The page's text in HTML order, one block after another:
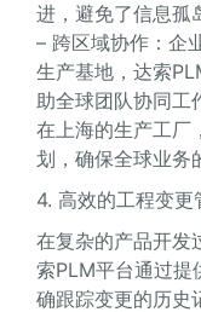
进，避免了信息孤
– 跨区域协作：企
生产基地，达索
助全球团队协同工
在上海的生产工厂
划，确保全球业务
4. 高效的工程变更
在复杂的产品开发
索PLM平台通过提
确跟踪变更的历史